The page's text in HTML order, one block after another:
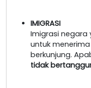
IMIGRASI
Imigrasi negara
untuk
berkunjung.
tidak